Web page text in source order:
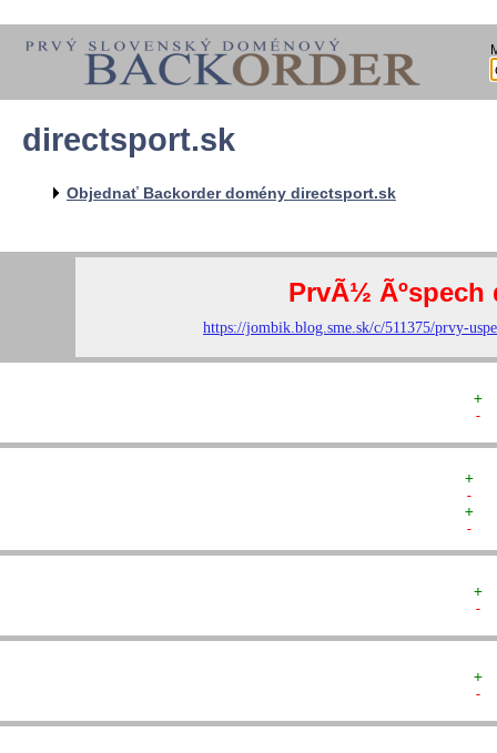
directsport.sk
Objednať Backorder domény directsport.sk
+
-
+
-
+
-
+
-
+
-